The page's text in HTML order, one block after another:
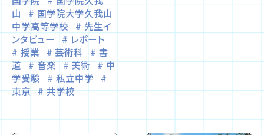
山
国学院大学久我山
中学高等学校
先生イ
ンタビュー
レポート
授業
芸術科
書
道
音楽 美術
中
学受験
私立中学
東京
共学校